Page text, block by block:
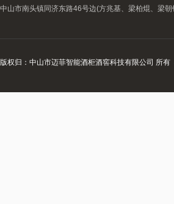
中山市南头镇同济东路46号边(方兆基、梁柏焜、梁
版权归：中山市迈菲智能酒柜酒窖科技有限公司 所有